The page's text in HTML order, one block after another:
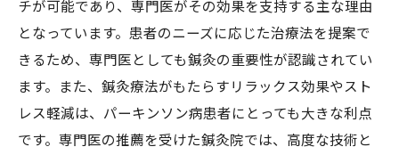
チが可能であり、専門医がその効果を支持する主な理由
となっています。患者のニーズに応じた治療法を提案で
きるため、専門医としても鍼灸の重要性が認識されてい
ます。また、鍼灸療法がもたらすリラックス効果やスト
レス軽減は、パーキンソン病患者にとっても大きな利点
です。専門医の推薦を受けた鍼灸院では、高度な技術と